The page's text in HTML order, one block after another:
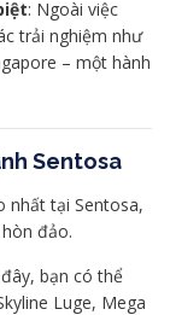
: Ngoài việc
trải nghiệm như
– một hành
Sentosa
nhất tại Sentosa,
đảo.
bạn có thể
Luge, Mega